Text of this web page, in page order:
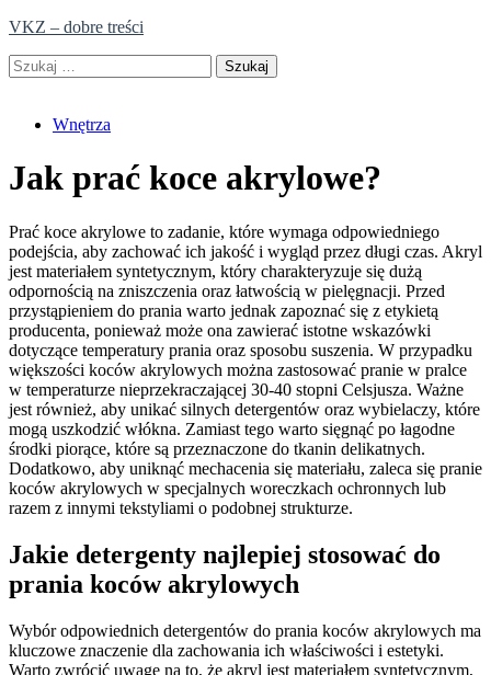
Skip
content
VKZ – dobre treści
Szukaj:
Wnętrza
Jak prać koce akrylowe?
Prać koce akrylowe to zadanie, które wymaga odpowiedniego
podejścia, aby zachować ich jakość i wygląd przez długi czas. Akryl
jest materiałem syntetycznym, który charakteryzuje się dużą
odpornością na zniszczenia oraz łatwością w pielęgnacji. Przed
przystąpieniem do prania warto jednak zapoznać się z etykietą
producenta, ponieważ może ona zawierać istotne wskazówki
dotyczące temperatury prania oraz sposobu suszenia. W przypadku
większości koców akrylowych można zastosować pranie w pralce
w temperaturze nieprzekraczającej 30-40 stopni Celsjusza. Ważne
jest również, aby unikać silnych detergentów oraz wybielaczy, które
mogą uszkodzić włókna. Zamiast tego warto sięgnąć po łagodne
środki piorące, które są przeznaczone do tkanin delikatnych.
Dodatkowo, aby uniknąć mechacenia się materiału, zaleca się pranie
koców akrylowych w specjalnych woreczkach ochronnych lub
razem z innymi tekstyliami o podobnej strukturze.
Jakie detergenty najlepiej stosować do
prania koców akrylowych
Wybór odpowiednich detergentów do prania koców akrylowych ma
kluczowe znaczenie dla zachowania ich właściwości i estetyki.
Warto zwrócić uwagę na to, że akryl jest materiałem syntetycznym,